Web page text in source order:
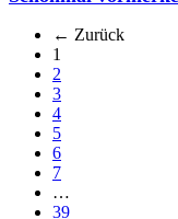
← Zurück
1
2
3
4
5
6
7
…
39